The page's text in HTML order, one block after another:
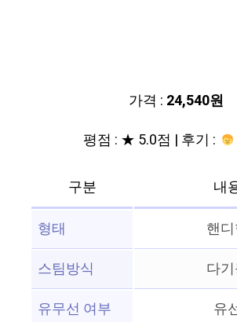
가격 : 24,540원
평점 : ★ 5.0점 | 후기 :
구분
내
형태
핸
스팀방식
다
유무선 여부
유